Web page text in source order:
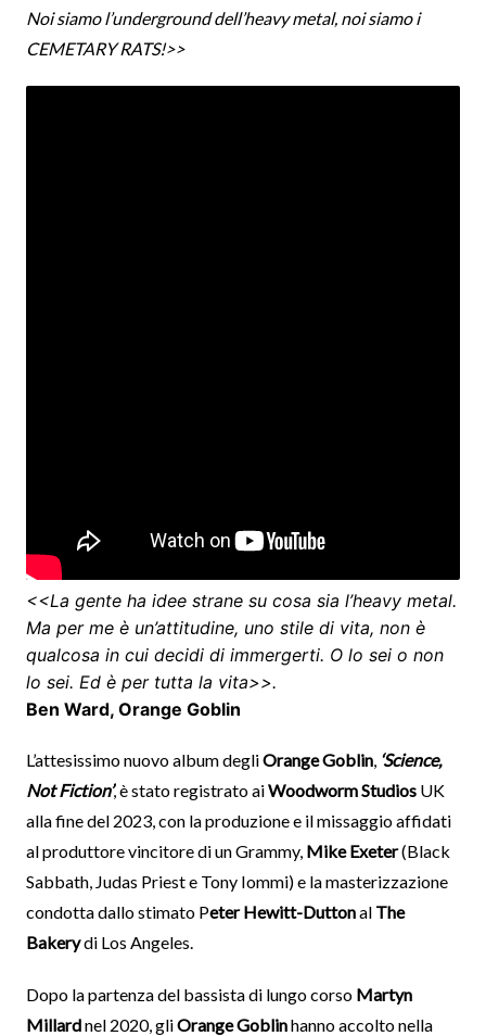
Noi siamo l’underground dell’heavy metal, noi siamo i
CEMETARY RATS!>>
<<La gente ha idee strane su cosa sia l’heavy metal.
Ma per me è un’attitudine, uno stile di vita, non è
qualcosa in cui decidi di immergerti. O lo sei o non
lo sei. Ed è per tutta la vita>>.
Ben Ward, Orange Goblin
L’attesissimo nuovo album degliOrange Goblin, ‘Science,
Not Fiction’, è stato registrato aiWoodworm StudiosUK
alla fine del 2023, con la produzione e il missaggio affidati
al produttore vincitore di un Grammy, Mike Exeter(Black
Sabbath, Judas Priest e Tony Iommi) e la masterizzazione
condotta dallo stimato Peter Hewitt-Duttonal The
Bakerydi Los Angeles.
Dopo la partenza del bassista di lungo corso Martyn
Millardnel 2020, gliOrange Goblinhanno accolto nella